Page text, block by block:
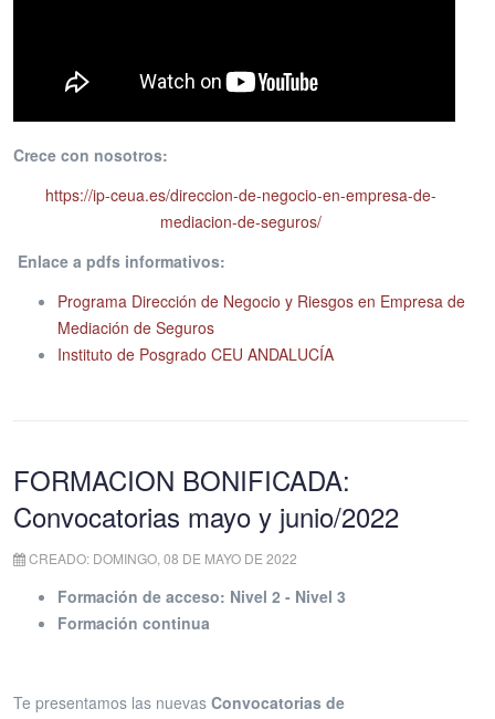
Crece con nosotros:
https://ip-ceua.es/direccion-de-negocio-en-empresa-de-
mediacion-de-seguros/
Enlace a pdfs informativos:
Programa Dirección de Negocio y Riesgos en Empresa de
Mediación de Seguros
Instituto de Posgrado CEU ANDALUCÍA
FORMACION BONIFICADA:
Convocatorias mayo y junio/2022
CREADO: DOMINGO, 08 DE MAYO DE 2022
Formación de acceso: Nivel 2 - Nivel 3
Formación continua
Te presentamos las nuevas Convocatorias de